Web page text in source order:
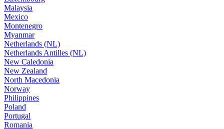
Malaysia
Mexico
Montenegro
Myanmar
Netherlands (NL)
Netherlands Antilles (NL)
New Caledonia
New Zealand
North Macedonia
Norway
Philippines
Poland
Portugal
Romania